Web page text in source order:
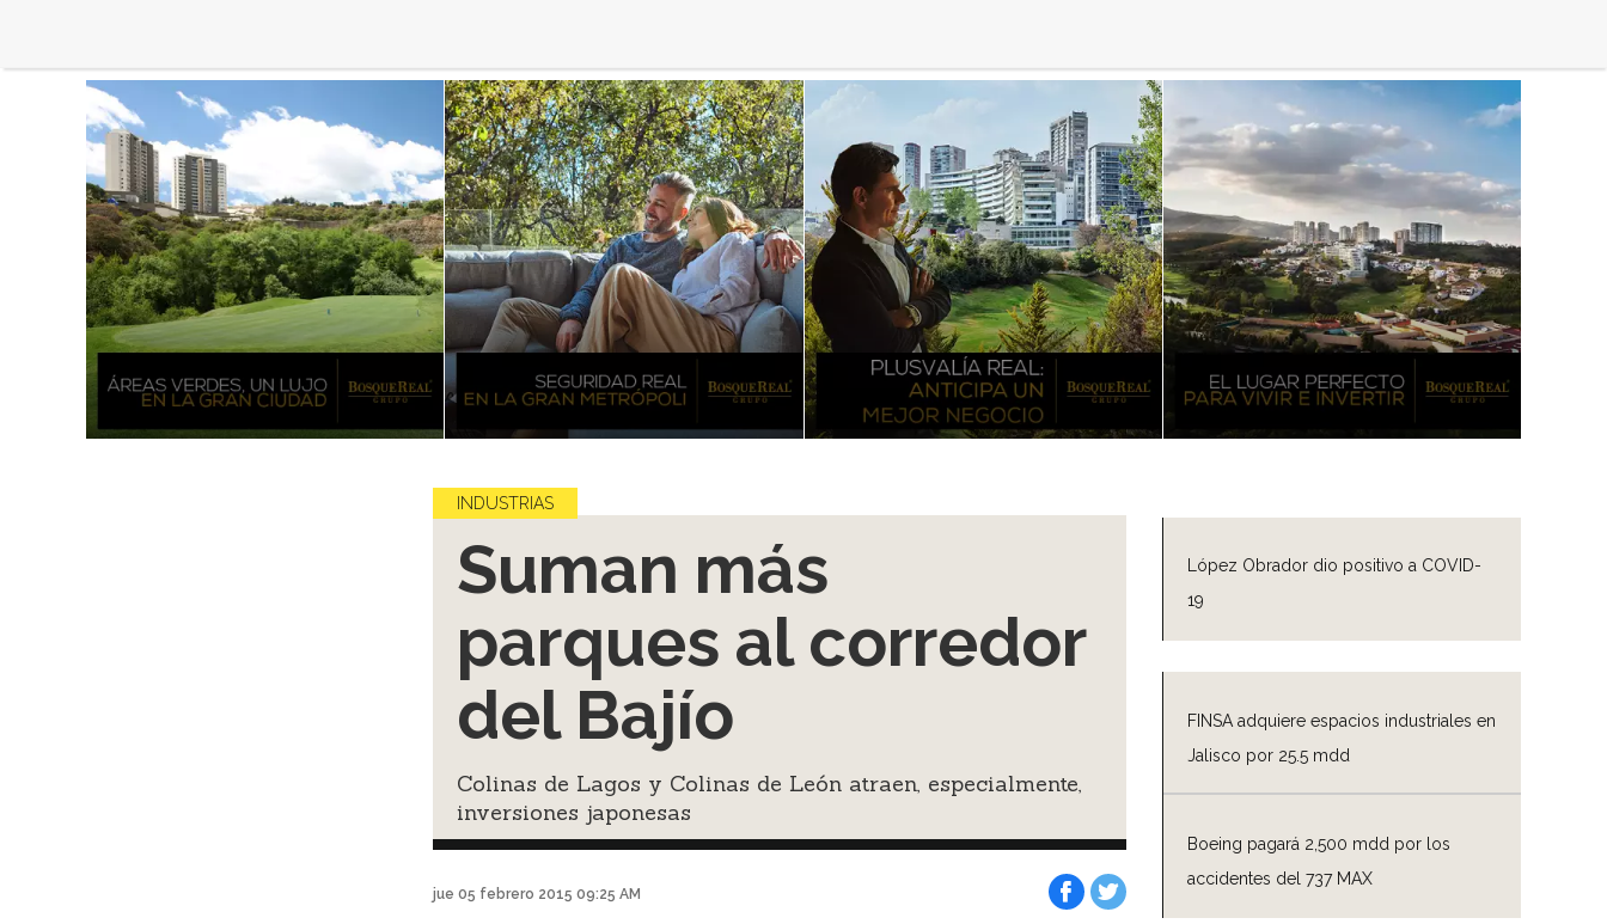
López Obrador dio positivo a COVID-
19
FINSA adquiere espacios industriales en
Jalisco por 25.5 mdd
Boeing pagará 2,500 mdd por los
accidentes del 737 MAX
INDUSTRIAS
Suman más
parques al corredor
del Bajío
Colinas de Lagos y Colinas de León atraen, especialmente,
inversiones japonesas
jue 05 febrero 2015 09:25 AM